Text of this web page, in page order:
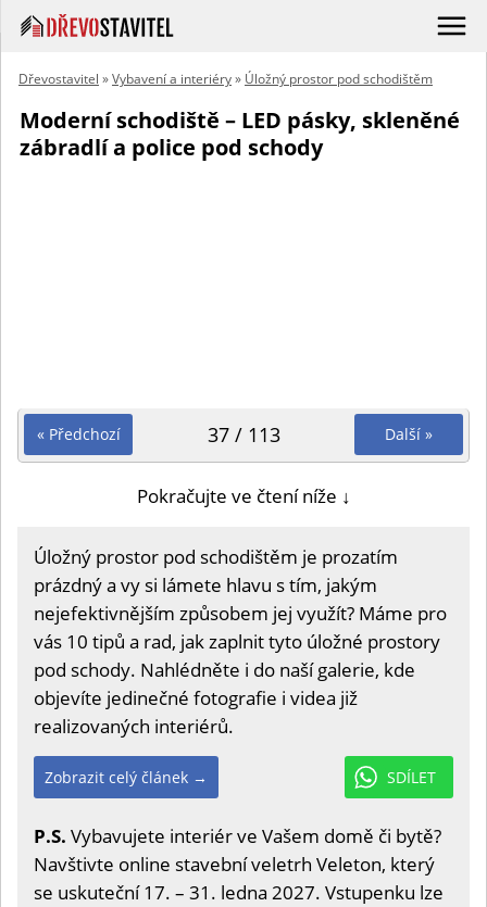
Dřevostavitel »Vybavení a interiéry» Úložný prostor pod schodištěm
Moderní schodiště – LED pásky, skleněné
zábradlí a police pod schody
« Předchozí Další »
37 / 113
Pokračujte ve čtení níže ↓
Úložný prostor pod schodištěm je prozatím
prázdný a vy si lámete hlavu s tím, jakým
nejefektivnějším způsobem jej využít? Máme pro
vás 10 tipů a rad, jak zaplnit tyto úložné prostory
pod schody. Nahlédněte i do naší galerie, kde
objevíte jedinečné fotografie i videa již
realizovaných interiérů.
SDÍLET
Zobrazit celý článek →
P.S. Vybavujete interiér ve Vašem domě či bytě?
Navštivte online stavební veletrh Veleton, který
se uskuteční 17. – 31. ledna 2027. Vstupenku lze